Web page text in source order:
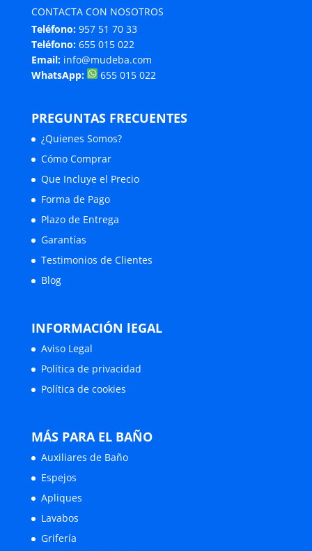
CONTACTA CON NOSOTROS
Teléfono: 957 51 70 33
Teléfono: 655 015 022
Email: info@mudeba.com
WhatsApp:
655 015 022
PREGUNTAS FRECUENTES
¿Quienes Somos?
Cómo Comprar
Que Incluye el Precio
Forma de Pago
Plazo de Entrega
Garantías
Testimonios de Clientes
Blog
INFORMACIÓN lEGAL
Aviso Legal
Política de privacidad
Política de cookies
MÁS PARA EL BAÑO
Auxiliares de Baño
Espejos
Apliques
Lavabos
Grifería